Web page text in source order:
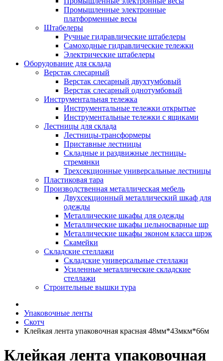
Промышленные электронные
платформенные весы
Штабелеры
Ручные гидравлические штабелеры
Самоходные гидравлические тележки
Электрические штабелеры
Оборудование для склада
Верстак слесарный
Верстак слесарный двухтумбовый
Верстак слесарный однотумбовый
Инструментальная тележка
Инструментальные тележки открытые
Инструментальные тележки с ящиками
Лестницы для склада
Лестницы-трансформеры
Приставные лестницы
Складные и раздвижные лестницы-
стремянки
Трехсекционные универсальные лестницы
Пластиковая тара
Производственная металлическая мебель
Двухсекционный металлический шкаф для
одежды
Металлические шкафы для одежды
Металлические шкафы цельносварные шр
Металлические шкафы эконом класса шрэк
Скамейки
Складские стеллажи
Складские универсальные стеллажи
Усиленные металлические складские
стеллажи
Строительные вышки тура
Упаковочные ленты
Скотч
Клейкая лента упаковочная красная 48мм*43мкм*66м
Клейкая лента упаковочная